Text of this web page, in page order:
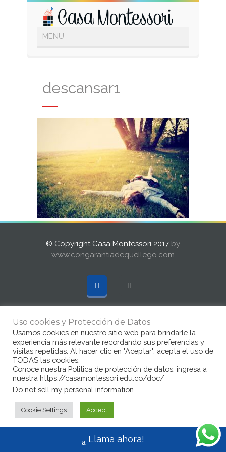
descansar1
© Copyright Casa Montessori 2017 by
www.congarantiadequellego.com
Uso cookies y Protección de Datos
Usamos cookies en nuestro sitio web para brindarle la
experiencia más relevante recordando sus preferencias y
visitas repetidas. Al hacer clic en "Aceptar", acepta el uso de
TODAS las cookies.
Conoce nuestra Politica de protección de datos, ingresa a
nuestra https://casamontessori.edu.co/doc/
Do not sell my personal information
Cookie Settings Accept
Llama ahora!